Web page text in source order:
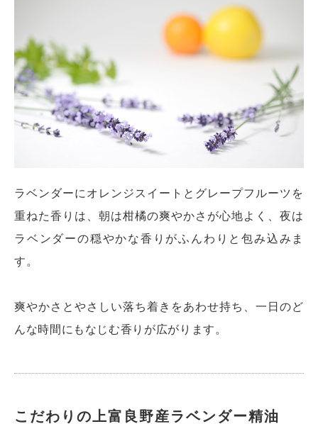
ラベンダーにオレンジスイートとグレープフルーツを
重ねた香りは、朝は柑橘の爽やかさが心地よく、夜は
ラベンダーの穏やかな香りがふんわりと包み込みま
す。
爽やかさとやさしい落ち着きをあわせ持ち、一日のど
んな時間にもなじむ香りが広がります。
こだわりの上富良野産ラベンダー精油